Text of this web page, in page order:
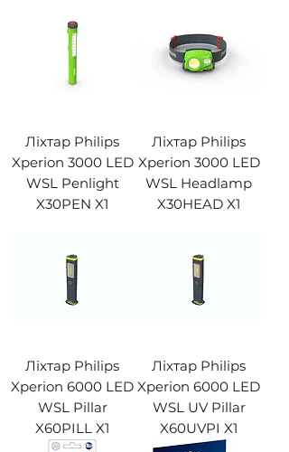
Ліхтар Philips
Xperion 3000 LED
WSL Penlight
X30PEN X1
Ліхтар Philips
Xperion 3000 LED
WSL Headlamp
X30HEAD X1
Ліхтар Philips
Xperion 6000 LED
WSL Pillar
X60PILL X1
Ліхтар Philips
Xperion 6000 LED
WSL UV Pillar
X60UVPI X1